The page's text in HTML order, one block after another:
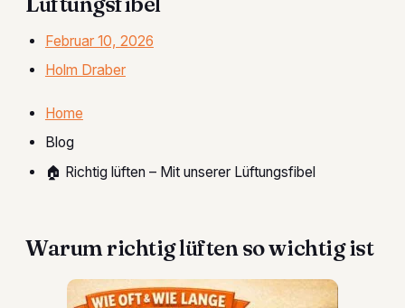
Februar 10, 2026
Holm Draber
Home
Blog
🏠 Richtig lüften – Mit unserer Lüftungsfibel
Warum richtig lüften so wichtig ist